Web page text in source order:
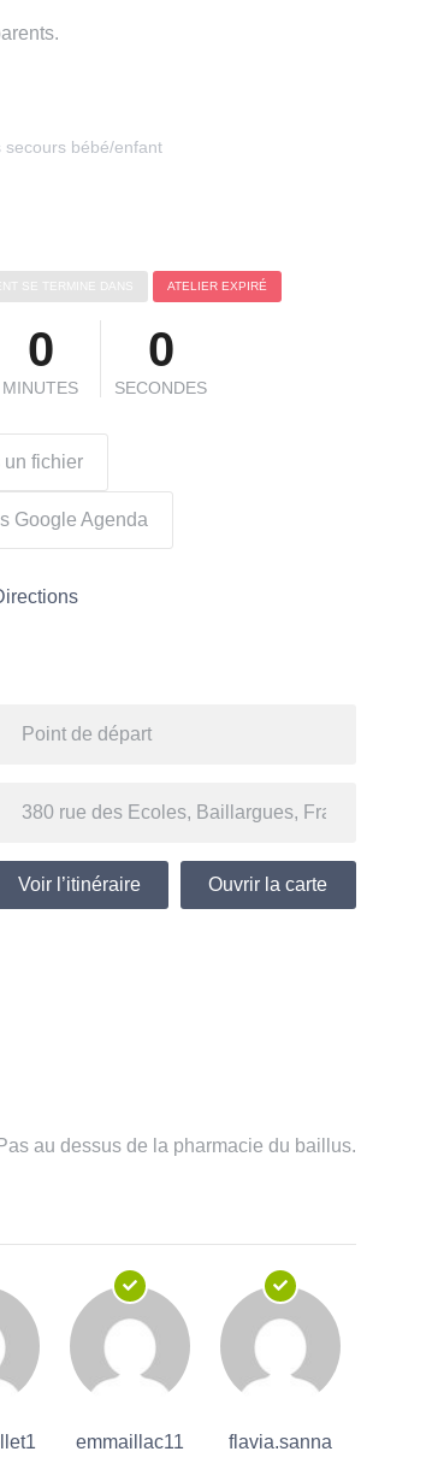
secours bébé/enfant
SE TERMINE DANS ATELIER EXPIRÉ
0
MINUTES
0
SECONDES
un fichier
Google Agenda
Voir l’itinéraire Ouvrir la carte
au dessus de la pharmacie du baillus.
emmaillac11 flavia.sanna